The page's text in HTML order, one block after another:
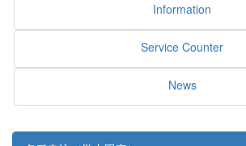
Information
Service Counter
News